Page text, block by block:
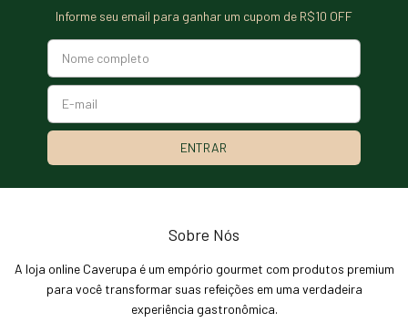
Informe seu email para ganhar um cupom de R$10 OFF
Sobre Nós
A loja online Caverupa é um empório gourmet com produtos premium
para você transformar suas refeições em uma verdadeira
experiência gastronômica.